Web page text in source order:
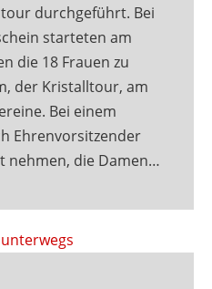
durchgeführt. Bei
starteten am
die 18 Frauen zu
der Kristalltour, am
Bei einem
Ehrenvorsitzender
nehmen, die Damen…